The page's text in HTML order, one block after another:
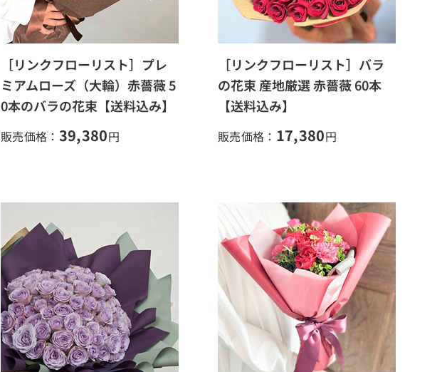
［リンクフローリスト］プレ
ミアムローズ（大輪）赤薔薇 5
0本のバラの花束【送料込み】
販売価格： 39,380円
［リンクフローリスト］バラ
の花束 産地厳選 赤薔薇 60本
【送料込み】
販売価格： 17,380円